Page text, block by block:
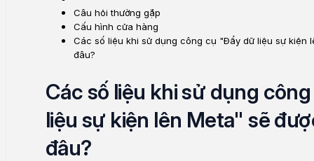
Câu hỏi thường gặp
Cấu hình cửa hàng
Các số liệu khi sử dụng công cụ "Đẩy dữ liệu sự kiện
đâu?
Các số liệu khi sử dụng
liệu sự kiện lên Meta" sẽ
đâu?